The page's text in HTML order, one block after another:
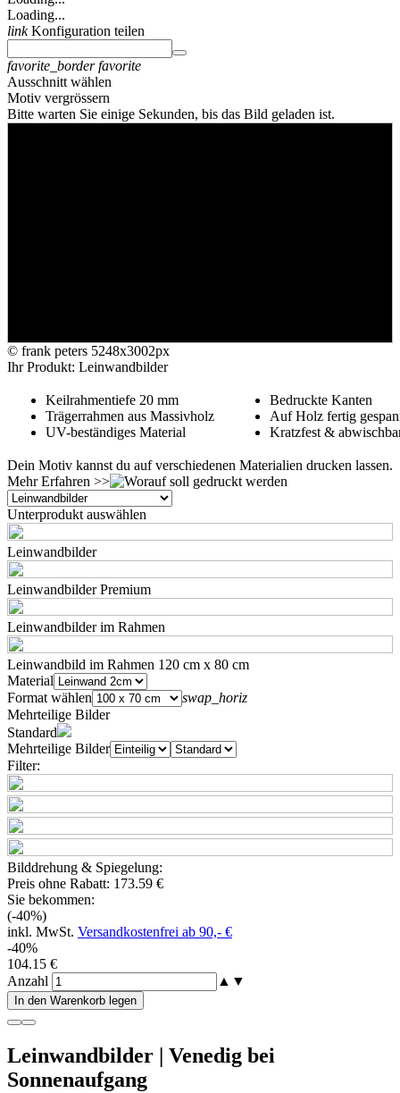
Loading...
linkKonfiguration teilen
favorite_border favorite
Ausschnitt wählen
Motiv vergrössern
Bitte warten Sie einige Sekunden, bis das Bild geladen ist.
© frank peters 5248x3002px
Ihr Produkt: Leinwandbilder
Keilrahmentiefe 20 mm
Trägerrahmen aus Massivholz
UV-beständiges Material
Bedruckte Kanten
Auf Holz fertig
Kratzfest &
Dein Motiv kannst du auf verschiedenen Materialien drucken lassen.
Mehr Erfahren >>
Unterprodukt auswählen
Leinwandbilder
Leinwandbilder Premium
Leinwandbilder im Rahmen
Leinwandbild im Rahmen 120 cm x 80 cm
Material
Format wählen
swap_horiz
Mehrteilige Bilder
Standard
Mehrteilige Bilder
Filter:
Bilddrehung & Spiegelung:
Preis ohne Rabatt: 173.59 €
Sie bekommen:
(-40%)
inkl. MwSt. Versandkostenfrei ab 90,- €
-40%
104.15 €
Anzahl
▲ ▼
In den Warenkorb legen
Leinwandbilder | Venedig bei
Sonnenaufgang